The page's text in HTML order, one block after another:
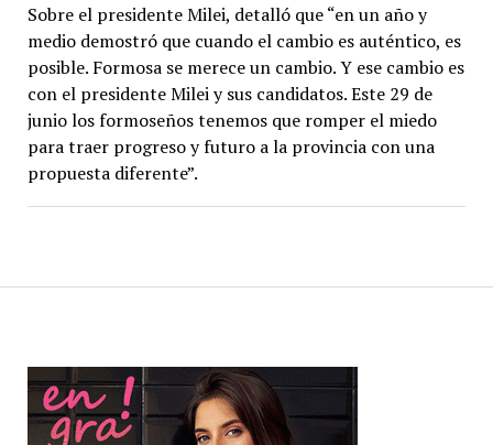
Sobre el presidente Milei, detalló que “en un año y
medio demostró que cuando el cambio es auténtico, es
posible. Formosa se merece un cambio. Y ese cambio es
con el presidente Milei y sus candidatos. Este 29 de
junio los formoseños tenemos que romper el miedo
para traer progreso y futuro a la provincia con una
propuesta diferente”.